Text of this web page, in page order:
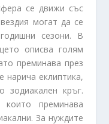
се движи със
могат да се
сезони. В
описва голям
преминава през
нарича еклиптика,
кръг.
преминава
За нуждите